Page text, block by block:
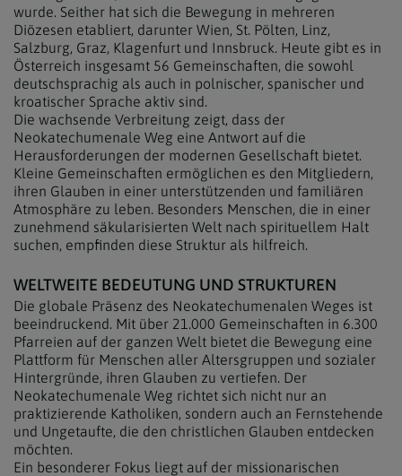
wurde. Seither hat sich die Bewegung in mehreren
Diözesen etabliert, darunter Wien, St. Pölten, Linz,
Salzburg, Graz, Klagenfurt und Innsbruck. Heute gibt es in
Österreich insgesamt 56 Gemeinschaften, die sowohl
deutschsprachig als auch in polnischer, spanischer und
kroatischer Sprache aktiv sind.
Die wachsende Verbreitung zeigt, dass der
Neokatechumenale Weg eine Antwort auf die
Herausforderungen der modernen Gesellschaft bietet.
Kleine Gemeinschaften ermöglichen es den Mitgliedern,
ihren Glauben in einer unterstützenden und familiären
Atmosphäre zu leben. Besonders Menschen, die in einer
zunehmend säkularisierten Welt nach spirituellem Halt
suchen, empfinden diese Struktur als hilfreich.
WELTWEITE BEDEUTUNG UND STRUKTUREN
Die globale Präsenz des Neokatechumenalen Weges ist
beeindruckend. Mit über 21.000 Gemeinschaften in 6.300
Pfarreien auf der ganzen Welt bietet die Bewegung eine
Plattform für Menschen aller Altersgruppen und sozialer
Hintergründe, ihren Glauben zu vertiefen. Der
Neokatechumenale Weg richtet sich nicht nur an
praktizierende Katholiken, sondern auch an Fernstehende
und Ungetaufte, die den christlichen Glauben entdecken
möchten.
Ein besonderer Fokus liegt auf der missionarischen